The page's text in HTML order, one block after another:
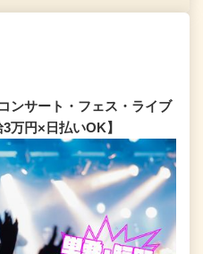
ンサート・フェス・ライブ
万円×日払いOK】